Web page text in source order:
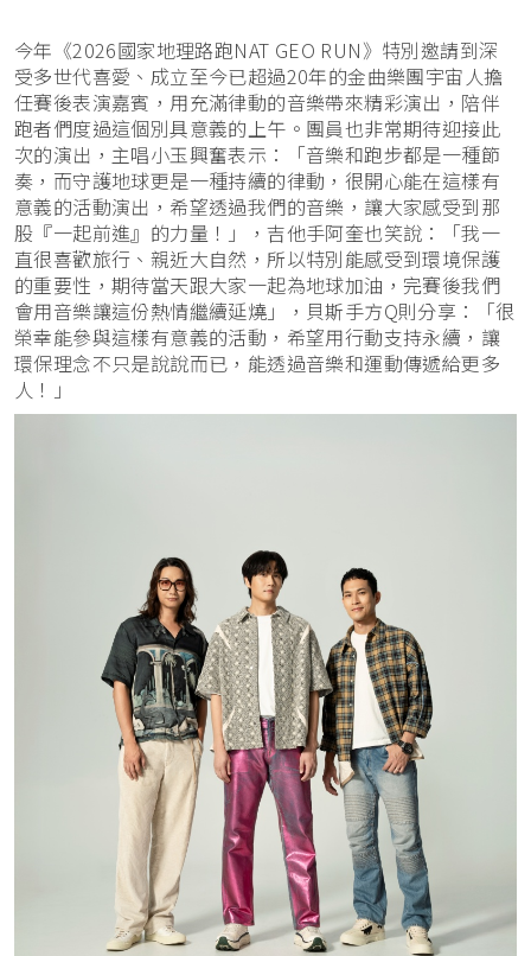
今年《2026國家地理路跑NAT GEO RUN》特別邀請到深
受多世代喜愛、成立至今已超過20年的金曲樂團宇宙人擔
任賽後表演嘉賓，用充滿律動的音樂帶來精彩演出，陪伴
跑者們度過這個別具意義的上午。團員也非常期待迎接此
次的演出，主唱小玉興奮表示：「音樂和跑步都是一種節
奏，而守護地球更是一種持續的律動，很開心能在這樣有
意義的活動演出，希望透過我們的音樂，讓大家感受到那
股『一起前進』的力量！」，吉他手阿奎也笑說：「我一
直很喜歡旅行、親近大自然，所以特別能感受到環境保護
的重要性，期待當天跟大家一起為地球加油，完賽後我們
會用音樂讓這份熱情繼續延燒」，貝斯手方Q則分享：「很
榮幸能參與這樣有意義的活動，希望用行動支持永續，讓
環保理念不只是說說而已，能透過音樂和運動傳遞給更多
人！」